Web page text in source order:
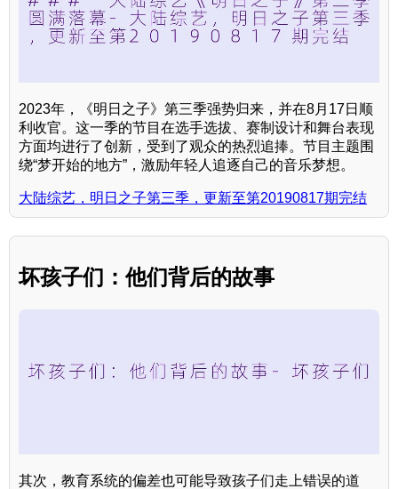
2023年，《明日之子》第三季强势归来，并在8月17日顺
利收官。这一季的节目在选手选拔、赛制设计和舞台表现
方面均进行了创新，受到了观众的热烈追捧。节目主题围
绕“梦开始的地方”，激励年轻人追逐自己的音乐梦想。
大陆综艺，明日之子第三季，更新至第20190817期完结
坏孩子们：他们背后的故事
其次，教育系统的偏差也可能导致孩子们走上错误的道